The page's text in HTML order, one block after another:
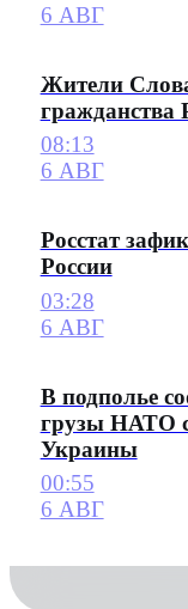
6 АВГ
Жители
гражданства
08:13
6 АВГ
Росстат
России
03:28
6 АВГ
В подполье
грузы НАТО
Украины
00:55
6 АВГ